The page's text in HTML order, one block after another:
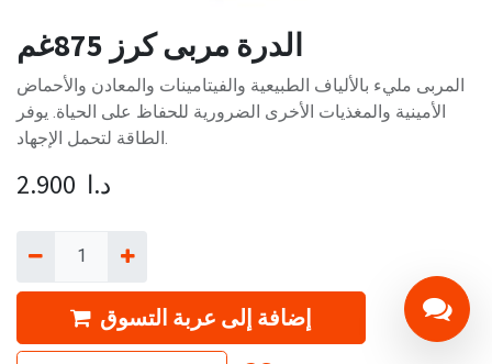
الدرة مربى كرز 875غم
المربى مليء بالألياف الطبيعية والفيتامينات والمعادن والأحماض
الأمينية والمغذيات الأخرى الضرورية للحفاظ على الحياة. يوفر
الطاقة لتحمل الإجهاد.
2.900 د.ا
إضافة إلى عربة التسوق